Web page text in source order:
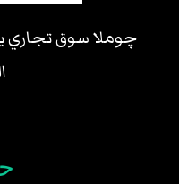
چوملا سوق